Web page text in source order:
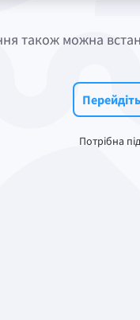
також можна
Потрібна